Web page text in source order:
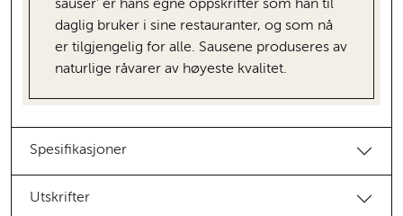
sauser' er hans egne oppskrifter som han til
daglig bruker i sine restauranter, og som nå
er tilgjengelig for alle. Sausene produseres av
naturlige råvarer av høyeste kvalitet.
Spesifikasjoner
Utskrifter